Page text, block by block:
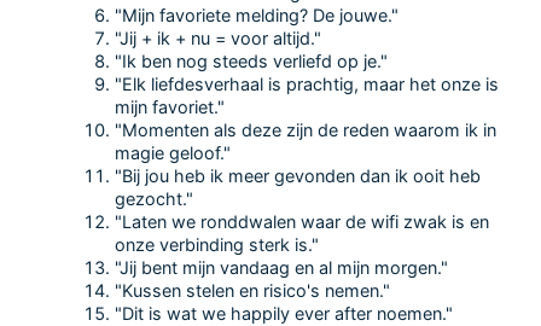
"Mijn favoriete melding? De jouwe."
"Jij + ik + nu = voor altijd."
"Ik ben nog steeds verliefd op je."
"Elk liefdesverhaal is prachtig, maar het onze is
mijn favoriet."
"Momenten als deze zijn de reden waarom ik in
magie geloof."
"Bij jou heb ik meer gevonden dan ik ooit heb
gezocht."
"Laten we ronddwalen waar de wifi zwak is en
onze verbinding sterk is."
"Jij bent mijn vandaag en al mijn morgen."
"Kussen stelen en risico's nemen."
"Dit is wat we happily ever after noemen."